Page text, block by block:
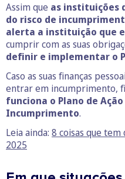
Assim que as instituições
do risco de
alerta a instituição que
cumprir com as suas
definir e implementar o
Caso as suas finanças
entrar em incumprimento,
funciona o Plano de
Incumprimento.
Leia ainda: 8 coisas que
2025